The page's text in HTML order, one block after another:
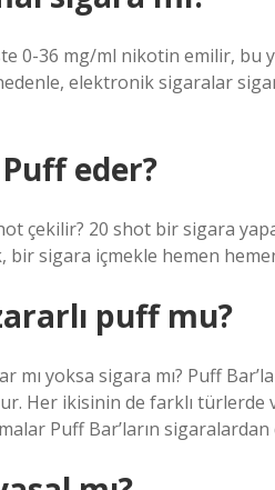
0-36 mg/ml nikotin emilir, bu
elektronik sigaralar
eder?
çekilir? 20 shot bir sigara
bir sigara içmekle hemen
puff mu?
mı yoksa sigara mı? Puff
Her ikisinin de farklı
Puff Bar’ların